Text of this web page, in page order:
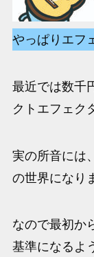
やっぱりエフ
最近では数千
クトエフェク
実の所音には
の世界になり
なので最初か
基準になるよ